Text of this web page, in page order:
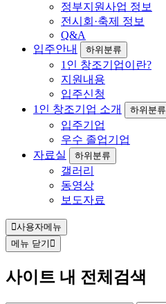
정부지원사업 정보
전시회·축제 정보
Q&A
입주안내
하위분류
1인 창조기업이란?
지원내용
입주신청
1인 창조기업 소개
하위분류
입주기업
우수 졸업기업
자료실
하위분류
갤러리
동영상
보도자료
사용자메뉴
메뉴 닫기
사이트 내 전체검색